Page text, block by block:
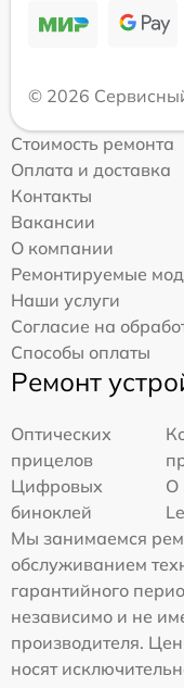
© 2026
Стоимость ремонта
Оплата и доставка
Контакты
Вакансии
О компании
Ремонтируемые
Наши услуги
Согласие на
Способы оплаты
Ремонт
Оптических
прицелов
Цифровых
биноклей
О
Мы занимаемся
обслуживанием
гарантийного
независимо и не
производителя.
носят